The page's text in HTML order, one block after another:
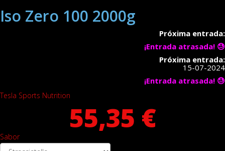
Iso Zero 100 2000g
Próxima entrada:
¡Entrada atrasada! 😓
Próxima entrada:
15-07-2024
¡Entrada atrasada! 😓
Tesla Sports Nutrition
55,35 €
Sabor